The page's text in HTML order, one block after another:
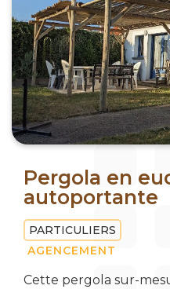
Pergola en
autoportante
PARTICULIERS
AGENCEMENT
Cette pergola sur-